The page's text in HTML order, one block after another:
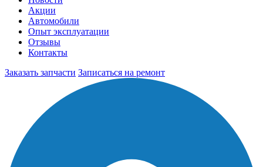
Акции
Автомобили
Опыт эксплуатации
Отзывы
Контакты
Заказать запчасти Записаться на ремонт